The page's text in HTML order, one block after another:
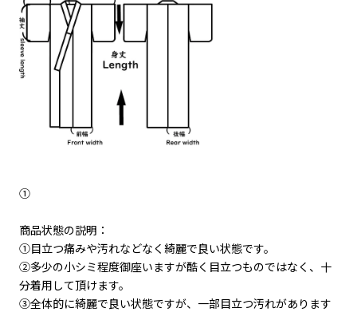
①
商品状態の説明：
①目立つ痛みや汚れなどなく綺麗で良い状態です。
②多少の小シミ程度御座いますが酷く目立つものではなく、十
分着用して頂けます。
③全体的に綺麗で良い状態ですが、一部目立つ汚れがあります